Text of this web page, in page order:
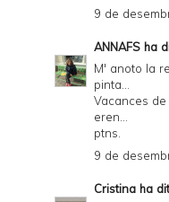
9 de
ANNAFS ha
M' anoto la
pinta...
Vacances de
eren...
ptns.
9 de
Cristina ha